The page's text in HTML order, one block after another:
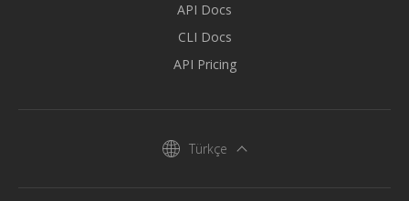
API Docs
CLI Docs
API Pricing
Türkçe